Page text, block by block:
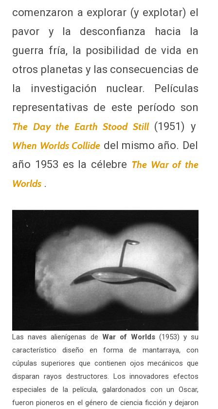
comenzaron a explorar (y explotar) el
pavor y la desconfianza hacia la
guerra fría, la posibilidad de vida en
otros planetas y las consecuencias de
la investigación nuclear. Películas
representativas de este período son
The Day the Earth Stood Still (1951) y
When Worlds Collide del mismo año. Del
año 1953 es la célebre The War of the
Worlds .
Las naves alienígenas de War of Worlds(1953) y su
característico diseño en forma de mantarraya, con
cúpulas superiores que contienen ojos mecánicos que
disparan rayos destructores. Los innovadores efectos
especiales de la película, galardonados con un Oscar,
fueron pioneros en el género de ciencia ficción y dejaron